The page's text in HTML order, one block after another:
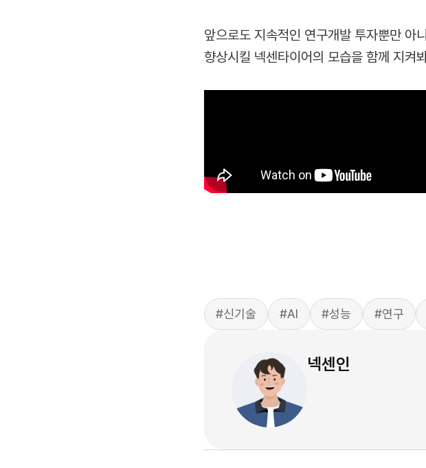
앞으로도 지속적인 연구개발 투자뿐만 아
향상시킬 넥센타이어의 모습을 함께 지켜
#신기술 #AI #성능 #연구
넥센인